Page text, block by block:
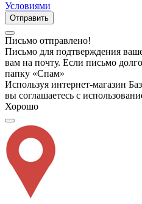
Условиями
Отправить
Письмо отправлено!
Письмо для подтверждения
вам на почту. Если письмо
папку «Спам»
Используя интернет-магазин
вы соглашаетесь с
Хорошо